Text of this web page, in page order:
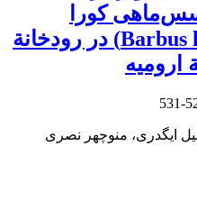
کورا
(Barbus lacerta; Heckel, 1843) در رودخانة
ارومیه
ایگدری، منوچهر نصری